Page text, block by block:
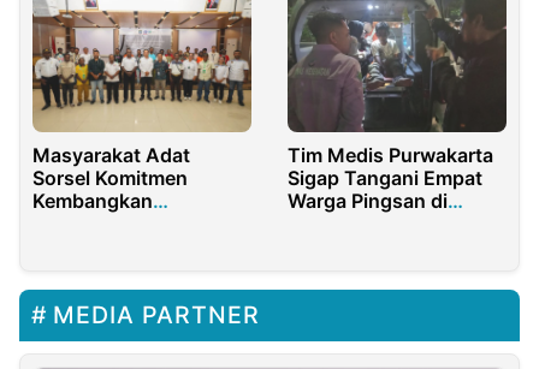
Masyarakat Adat
Sorsel Komitmen
Kembangkan
Tim Medis Purwakarta
Sigap Tangani Empat
Warga Pingsan di
MEDIA PARTNER